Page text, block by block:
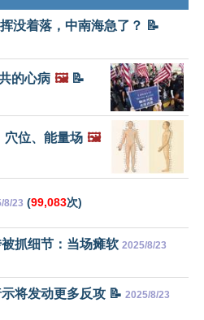
没着落，中南海急了？ 📝
的心病 🖼️📝
穴位、能量场 🖼️
8/23 (99,083次)
抓细节：当场瘫软 2025/8/23
将发动更多反攻 📝 2025/8/23